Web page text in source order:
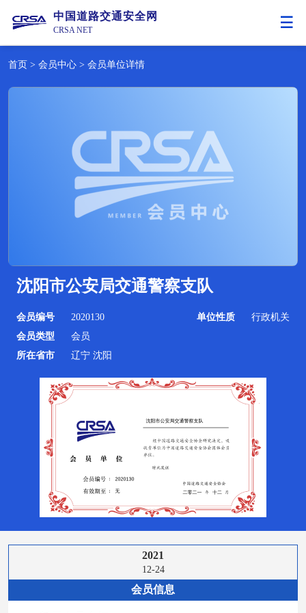
中国道路交通安全网
CRSA NET
首页 > 会员中心 > 会员单位详情
沈阳市公安局交通警察支队
会员编号 2020130 单位性质
行政机关
会员类型
会员
所在省市
辽宁 沈阳
2021
12-24
会员信息